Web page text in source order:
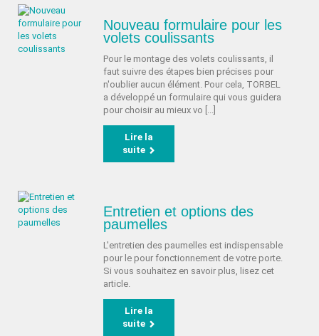
Nouveau formulaire pour les
volets coulissants
Pour le montage des volets coulissants, il
faut suivre des étapes bien précises pour
n'oublier aucun élément. Pour cela, TORBEL
a développé un formulaire qui vous guidera
pour choisir au mieux vo [...]
Lire la
suite
Entretien et options des
paumelles
L'entretien des paumelles est indispensable
pour le pour fonctionnement de votre porte.
Si vous souhaitez en savoir plus, lisez cet
article.
Lire la
suite